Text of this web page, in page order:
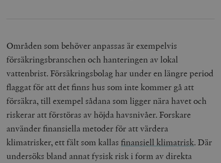
Områden som behöver anpassas är exempelvis
försäkringsbranschen och hanteringen av lokal
vattenbrist. Försäkringsbolag har under en längre period
flaggat för att det finns hus som inte kommer gå att
försäkra, till exempel sådana som ligger nära havet och
riskerar att förstöras av höjda havsnivåer. Forskare
använder finansiella metoder för att värdera
klimatrisker, ett fält som kallasfinansiell klimatrisk. Där
undersöks bland annat fysisk risk i form av direkta